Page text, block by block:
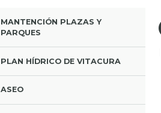
MANTENCIÓN PLAZAS Y
PARQUES
PLAN HÍDRICO DE VITACURA
ASEO